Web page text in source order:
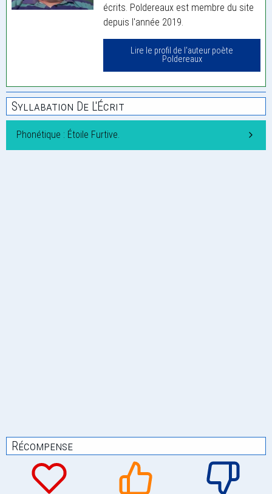
écrits. Poldereaux est membre du site
depuis l'année 2019.
Lire le profil de l'auteur poète
Poldereaux
Syllabation De L'Écrit
Phonétique : Étoile Furtive.
Récompense